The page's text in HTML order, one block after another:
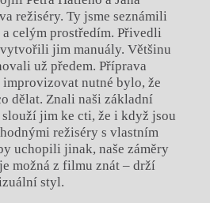
režiséry. Ty jsme seznámili
celým prostředím. Přivedli
vytvořili jim manuály. Většinu
už předem. Příprava
nutné bylo, že
dělat. Znali naši základní
jim ke cti, že i když jsou
režiséry s vlastním
uchopili jinak, naše záměry
možná z filmu znát – drží
styl.